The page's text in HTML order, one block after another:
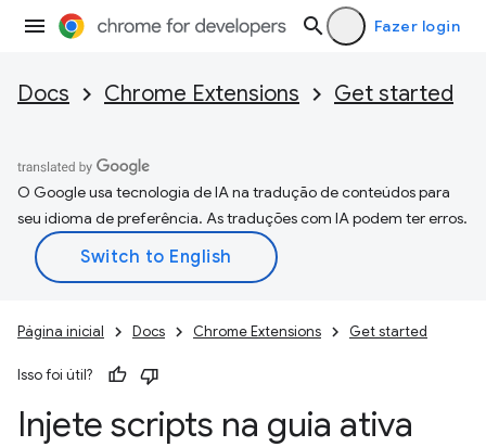
Fazer login
Docs Chrome Extensions Get started
O Google usa tecnologia de IA na tradução de conteúdos para
seu idioma de preferência. As traduções com IA podem ter erros.
Página inicial Docs Chrome Extensions Get started
Isso foi útil?
Injete scripts na guia ativa